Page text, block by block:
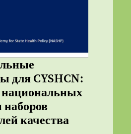
для CYSHCN:
качества